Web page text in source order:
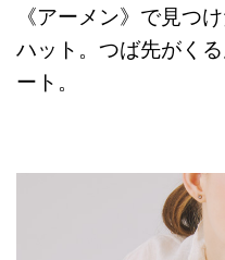
《アーメン》で見つ
ハット。つば先がく
ート。